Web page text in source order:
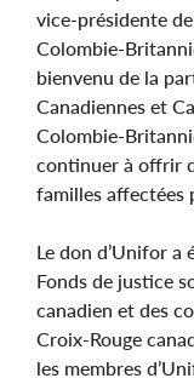
vice-présidente
Colombie-
bienvenu de la
Canadiennes et
Colombie-
continuer à offrir
familles affectées
Le don d’Unifor
Fonds de justice
canadien et des
Croix-Rouge
les membres